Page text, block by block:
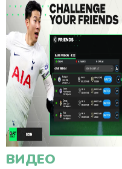
ВИДЕО